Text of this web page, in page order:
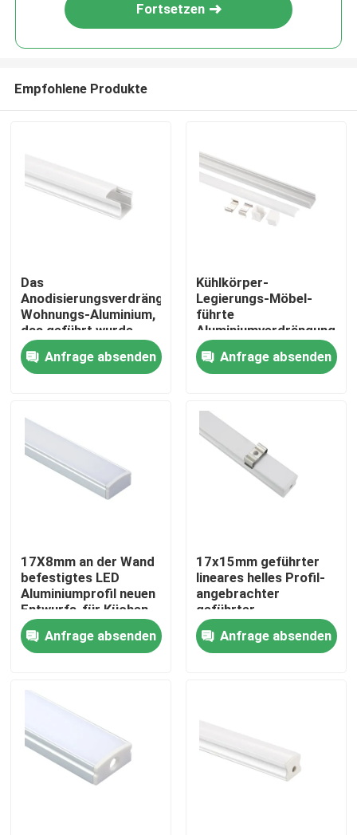
Haus
Produkte
Über uns
Qualitätskontrolle
Treten Sie mit uns in Verbindung
Angebrachtes LED-Oberflächenprofil
Vertiefte LED-Profil
Fortsetzen
Empfohlene Produkte
Das
Anodisierungsverdrängte
Wohnungs-Aluminium,
das geführt wurde,
Profil-Oberfläche
beleuchtend an,
brachte
Anfrage absenden
Kühlkörper-
Legierungs-Möbel-
führte
Aluminiumverdrängungs-
Profil-Oberflächen-
Berg lineares Licht
Anfrage absenden
17X8mm an der Wand
befestigtes LED
Aluminiumprofil neuen
Entwurfs-für Küchen-
Beleuchtung
Anfrage absenden
17x15mm geführter
lineares helles Profil-
angebrachter
geführter
Wohnoberflächenkanal
Anfrage absenden